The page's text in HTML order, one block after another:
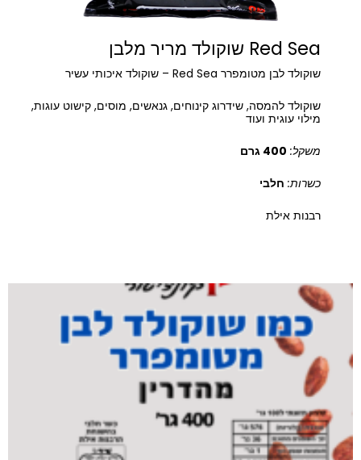
Red Sea שוקולד מריר מלבן
שוקולד לבן מטומפרר Red Sea – שוקולד איכותי עשיר
שוקולד להמסה, שידרוג קינוחים, גנאשים, מוסים, קישוט עוגות,
מילוי עוגית ועוד
משקל: 400 גרם
כשרות: חלבי
רבנות אילת